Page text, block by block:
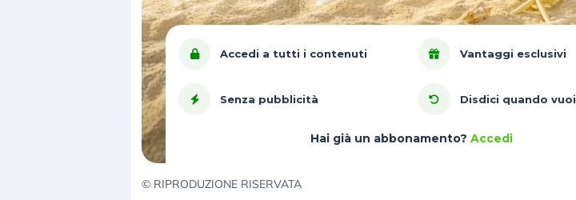
Accedi a tutti i contenuti Vantaggi esclusivi
Senza pubblicità Disdici quando vuoi
Hai già un abbonamento? Accedi
© RIPRODUZIONE RISERVATA